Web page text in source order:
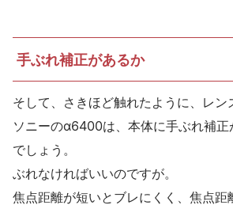
手ぶれ補正があるか
そして、さきほど触れたように、レ
ソニーのα6400は、本体に手ぶれ補
でしょう。
ぶれなければいいのですが。
焦点距離が短いとブレにくく、焦点